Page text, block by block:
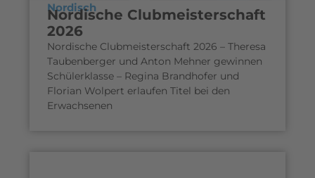
Nordisch
Nordische Clubmeisterschaft
2026
Nordische Clubmeisterschaft 2026 – Theresa
Taubenberger und Anton Mehner gewinnen
Schülerklasse – Regina Brandhofer und
Florian Wolpert erlaufen Titel bei den
Erwachsenen